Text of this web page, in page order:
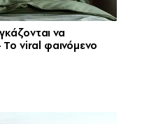
να
Το viral φαινόμενο